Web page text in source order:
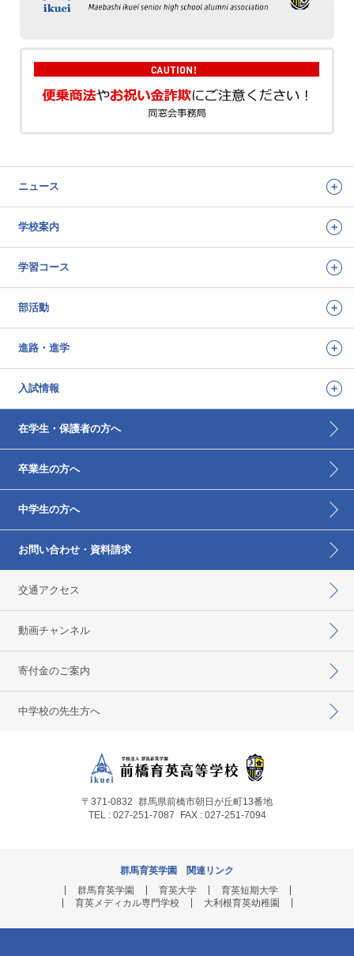
ニュース
学校案内
学習コース
部活動
進路・進学
入試情報
在学生・保護者の方へ
卒業生の方へ
中学生の方へ
お問い合わせ・資料請求
交通アクセス
動画チャンネル
寄付金のご案内
中学校の先生方へ
〒371-0832 群馬県前橋市朝日が丘町13番地
TEL : 027-251-7087
FAX : 027-251-7094
群馬育英学園 関連リンク
群馬育英学園
育英大学
育英短期大学
育英メディカル専門学校
大利根育英幼稚園